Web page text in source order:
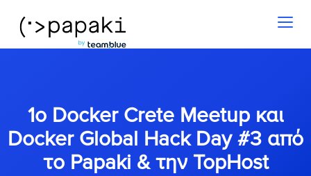
1ο Docker Crete Meetup και
Docker Global Hack Day #3 από
το Papaki & την TopHost